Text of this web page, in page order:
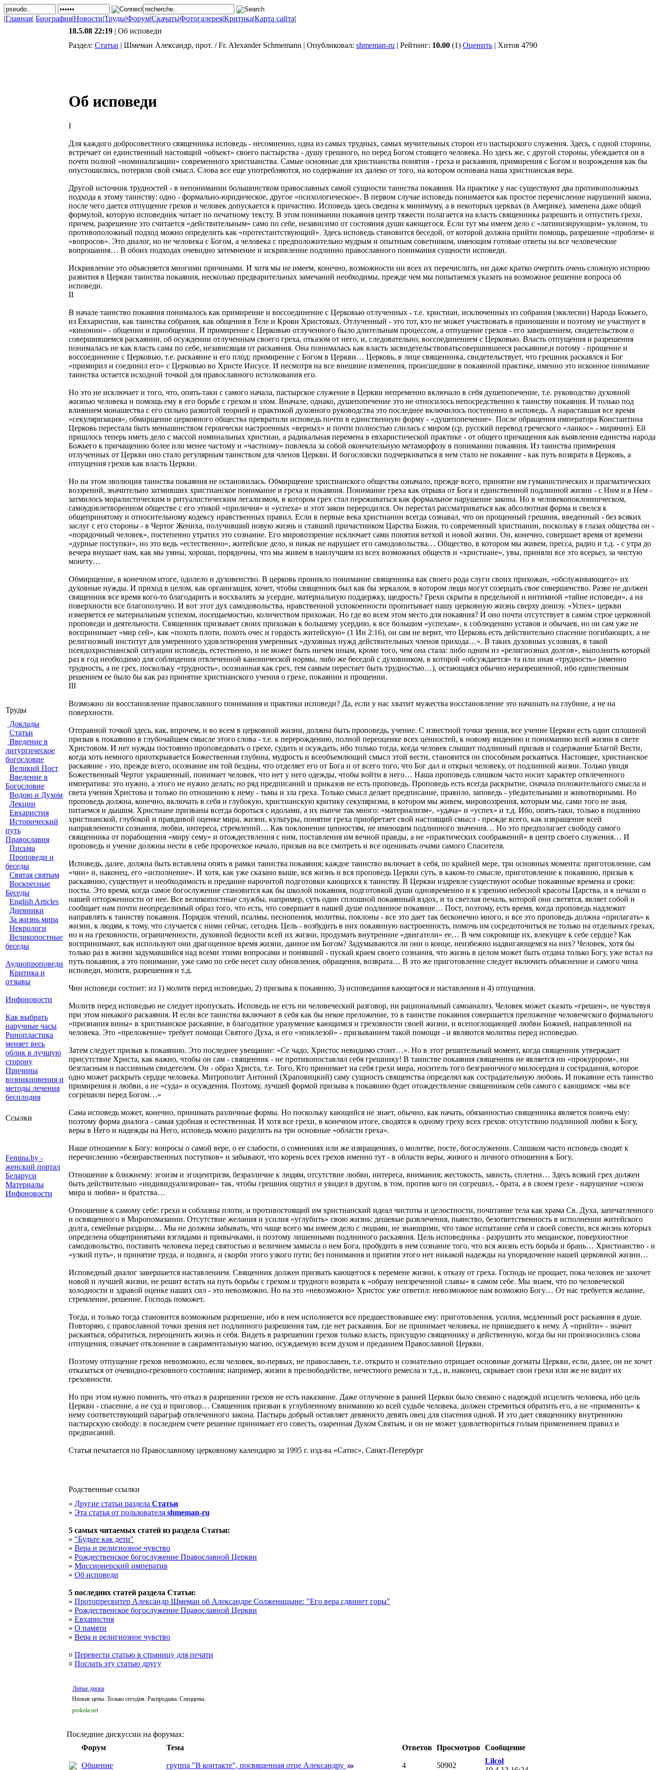
|Главная| Биография|Новости|Труды|Форум|Скачать|Фотогалерея|Критика|Карта сайта|
Труды
Доклады
Статьи
Введение в
литургическое
богословие
Великий Пост
Введение в
Богословие
Водою и Духом
Лекции
Евхаристия
Исторический
путь
Православия
Письма
Проповеди и
беседы
Святая святым
Воскресные
Беседы
English Articles
Дневники
За жизнь мира
Некрологи
Великопостные
беседы
Аудиопроповеди
Критика и
отзывы
Инфоновости
Как выбрать
наручные часы
Ринопластика
меняет весь
облик в лучшую
сторону
Причины
возникновения и
методы лечения
бесплодия
Ссылки
Femina.by -
женский портал
Беларуси
Материалы
Инфоновости
18.5.08 22:19 | Об исповеди
Раздел: Статьи | Шмеман Александр, прот. / Fr. Alexander Schmemann | Опубликовал: shmeman-ru | Рейтинг: 10.00 (1) Оценить | Хитов 4790
Об исповеди
I
Для каждого добросовестного священника исповедь - несомненно, одна из самых трудных, самых мучительных сторон его пастырского служения. Здесь, с одной стороны,
встречает он единственный настоящий «объект» своего пастырства - душу грешного, но перед Богом стоящего человека. Но здесь же, с другой стороны, убеждается он в
почти полной «номинализации» современного христианства. Самые основные для христианства понятия - греха и раскаяния, примирения с Богом и возрождения как бы
опустошились, потеряли свой смысл. Слова все еще употребляются, но содержание их далеко от того, на котором основана наша христианская вера.
Другой источник трудностей - в непонимании большинством православных самой сущности таинства покаяния. На практике у нас существуют два противоположных
подхода к этому таинству: одно - формально-юридическое, другое «психологическое». В первом случае исповедь понимается как простое перечисление нарушений закона,
после чего дается отпущение грехов и человек допускается к причастию. Исповедь здесь сведена к минимуму, а в некоторых церквах (в Америке), заменена даже общей
формулой, которую исповедник читает по печатному тексту. В этом понимании покаяния центр тяжести полагается на власть священника разрешить и отпустить грехи,
причем, разрешение это считается «действительным» само по себе, независимо от состояния души кающегося. Если тут мы имеем дело с «латинизирующим» уклоном, то
противоположный подход можно определить как «протестантствующий». Здесь исповедь становится беседой, от которой должна прийти помощь, разрешение «проблем» и
«вопросов». Это диалог, но не человека с Богом, а человека с предположительно мудрым и опытным советником, имеющим готовые ответы на все человеческие
вопрошания… В обоих подходах очевидно затемнение и искривление подлинно православного понимания сущности исповеди.
Искривление это объясняется многими причинами. И хотя мы не имеем, конечно, возможности ни всех их перечислить, ни даже кратко очертить очень сложную историю
развития в Церкви таинства покаяния, несколько предварительных замечаний необходимы, прежде чем мы попытаемся указать на возможное решение вопроса об
исповеди.
II
В начале таинство покаяния понималось как примирение и воссоединение с Церковью отлученных - т.е. христиан, исключенных из собрания (экклесии) Народа Божьего,
из Евхаристии, как таинства собрания, как общения в Теле и Крови Христовых. Отлученный - это тот, кто не может участвовать в приношении и поэтому не участвует в
«кинонии» - общении и приобщении. И примирение с Церковью отлученного было длительным процессом, а отпущение грехов - его завершением, свидетельством о
совершившемся раскаянии, об осуждении отлученным своего греха, отказом от него, и, следовательно, воссоединением с Церковью. Власть отпущения и разрешения
понималась не как власть сама по себе, независящая от раскаяния. Она понималась как власть засвидетельствоватьсовершившееся раскаяние,и потому - прощение и
воссоединение с Церковью, т.е. раскаяние и его плод: примирение с Богом в Церкви… Церковь, в лице священника, свидетельствует, что грешник раскаялся и Бог
«примирил и соединил его» с Церковью во Христе Иисусе. И несмотря на все внешние изменения, происшедшие в покаянной практике, именно это исконное понимание
таинства остается исходной точкой для православного истолкования его.
Но это не исключает и того, что, опять-таки с самого начала, пастырское служение в Церкви непременно включало в себя душепопечение, т.е. руководство духовной
жизнью человека и помощь ему в его борьбе с грехом и злом. Вначале, однако, душепопечение это не относилось непосредственно к таинству покаяния. И только под
влиянием монашества с его сильно развитой теорией и практикой духовного руководства это последнее включилось постепенно в исповедь. А нараставшая все время
«секуляризация», обмирщение церковного общества превратили исповедь почти в единственную форму - «душепопечение». После обращения императора Константина
Церковь перестала быть меньшинством героически настроенных «верных» и почти полностью слилась с миром (ср. русский перевод греческого «лаикос» - мирянин). Ей
пришлось теперь иметь дело с массой номинальных христиан, а радикальная перемена в евхаристической практике - от общего причащения как выявления единства народа
Божьего к причащению более или менее частому и «частному» повлекла за собой окончательную метаморфозу в понимании покаяния. Из таинства примирения
отлученных от Церкви оно стало регулярным таинством для членов Церкви. И богословски подчеркиваться в нем стало не покаяние - как путь возврата в Церковь, а
отпущения грехов как власть Церкви.
Но на этом эволюция таинства покаяния не остановилась. Обмирщение христианского общества означало, прежде всего, принятие им гуманистических и прагматических
воззрений, значительно затмивших христианское понимание и греха и покаяния. Понимание греха как отрыва от Бога и единственной подлинной жизни - с Ним и в Нем -
затмилось моралистическим и ритуалистическим легализмом, в котором грех стал переживаться как формальное нарушение закона. Но в человекопоклонническом,
самоудовлетворенном обществе с его этикой «приличия» и «успеха» и этот закон переродился. Он перестал рассматриваться как абсолютная форма и свелся к
общепринятому и относительному кодексу нравственных правил. Если в первые века христианин всегда сознавал, что он прощенный грешник, введенный - без всяких
заслуг с его стороны - в Чертог Жениха, получивший новую жизнь и ставший причастником Царства Божия, то современный христианин, поскольку в глазах общества он -
«порядочный человек», постепенно утратил это сознание. Его мировоззрение исключает сами понятия ветхой и новой жизни. Он, конечно, совершает время от времени
«дурные поступки», но это ведь «естественно», житейское дело, и никак не нарушает его самодовольства… Общество, в котором мы живем, пресса, радио и т.д. - с утра до
вечера внушает нам, как мы умны, хороши, порядочны, что мы живем в наилучшем из всех возможных обществ и «христиане», увы, приняли все это всерьез, за чистую
монету…
Обмирщение, в конечном итоге, одолело и духовенство. В церковь проникло понимание священника как своего рода слуги своих прихожан, «обслуживающего» их
духовные нужды. И приход в целом, как организация, хочет, чтобы священник был как бы зеркалом, в котором люди могут созерцать свое совершенство. Разве не должен
священник все время кого-то благодарить и восхвалять за усердие, материальную поддержку, щедрость? Грехи скрыты в предельной и интимной «тайне исповеди», а на
поверхности все благополучно. И вот этот дух самодовольства, нравственной успокоенности пропитывает нашу церковную жизнь сверху донизу. «Успех» церкви
измеряется ее материальным успехом, посещаемостью, количеством прихожан. Но где во всем этом место для покаяния? И оно почти отсутствует в самом строе церковной
проповеди и деятельности. Священник призывает своих прихожан к большему усердию, к все большим «успехам», к соблюдению уставов и обычаев, но он сам уже не
воспринимает «мир сей», как «похоть плоти, похоть очес и гордость житейскую» (1 Ин 2:16), он сам не верит, что Церковь есть действительно спасение погибающих, а не
религиозный институт для умеренного удовлетворения умеренных «духовных нужд действительных членов прихода…». В таких духовных условиях, в такой
псевдохристианской ситуации исповедь, естественно, и не может быть ничем иным, кроме того, чем она стала: либо одним из «религиозных долгов», выполнить который
раз в год необходимо для соблюдения отвлеченной канонической нормы, либо же беседой с духовником, в которой «обсуждается» та или иная «трудность» (именно
трудность, а не грех, поскольку «трудность», осознанная как грех, тем самым перестает быть трудностью…), остающаяся обычно неразрешенной, ибо единственным
решением ее было бы как раз принятие христианского учения о грехе, покаянии и прощении.
III
Возможно ли восстановление православного понимания и практики исповеди? Да, если у нас хватит мужества восстановление это начинать на глубине, а не на
поверхности.
Отправной точкой здесь, как, впрочем, и во всем в церковной жизни, должна быть проповедь, учение. С известной точки зрения, все учение Церкви есть один сплошной
призыв к покаянию в глубочайшем смысле этого слова - т.е. к перерождению, полной переоценке всех ценностей, к новому видению и пониманию всей жизни в свете
Христовом. И нет нужды постоянно проповедовать о грехе, судить и осуждать, ибо только тогда, когда человек слышит подлинный призыв и содержание Благой Вести,
когда хоть немного приоткрывается Божественная глубина, мудрость и всеобъемлющий смысл этой вести, становится он способным раскаяться. Настоящее, христианское
раскаяние - это, прежде всего, осознание им той бездны, что отделяет его от Бога и от всего того, что Бог дал и открыл человеку, от подлинной жизни. Только увидя
Божественный Чертог украшенный, понимает человек, что нет у него одежды, чтобы войти в него… Наша проповедь слишком часто носит характер отвлеченного
императива: это нужно, а этого не нужно делать; но ряд предписаний и приказов не есть проповедь. Проповедь есть всегда раскрытие, сначала положительного смысла и
света учения Христова и только по отношению к нему - тьмы и зла греха. Только смысл делает предписание, правило, заповедь - убедительными и животворными. Но
проповедь должна, конечно, включать в себя и глубокую, христианскую критику секуляризма, в котором мы живем, мировоззрения, которым мы, сами того не зная,
питаемся и дышим. Христиане призваны всегда бороться с идолами, а их нынче так много: «материализм», «удача» и «успех» и т.д. Ибо, опять-таки, только в подлинно
христианской, глубокой и правдивой оценке мира, жизни, культуры, понятие греха приобретает свой настоящий смысл - прежде всего, как извращение всей
направленности сознания, любви, интереса, стремлений… Как поклонение ценностям, не имеющим подлинного значения… Но это предполагает свободу самого
священника от порабощения «миру сему» и отождествления с ним, поставления им вечной правды, а не «практических соображений» в центр своего служения… И
проповедь и учение должны нести в себе пророческое начало, призыв на все смотреть и все оценивать очами самого Спасителя.
Исповедь, далее, должна быть вставлена опять в рамки таинства покаяния; каждое таинство включает в себя, по крайней мере, три основных момента: приготовление, сам
«чин» и, наконец, его «исполнение». И хотя, как уже сказано выше, вся жизнь и вся проповедь Церкви суть, в каком-то смысле, приготовление к покаянию, призыв к
раскаянию, существует и необходимость и предание нарочитой подготовки кающихся к таинству. В Церкви издревле существуют особые покаянные времена и сроки:
посты. Это время, когда самое богослужение становится как бы школой покаяния, подготовкой души одновременно и к узрению небесной красоты Царства, и к печали о
нашей отторженности от нее. Все великопостные службы, например, суть один сплошной покаянный вздох, и та светлая печаль, которой они светятся, являет собой и
сообщает нам почти неопределимый образ того, что есть, что совершает в нашей душе подлинное покаяние… Пост, поэтому, есть время, когда проповедь надлежит
направлять к таинству покаяния. Порядок чтений, псалмы, песнопения, молитвы, поклоны - все это дает так бесконечно много, и все это проповедь должна «прилагать» к
жизни, к людям, к тому, что случается с ними сейчас, сегодня. Цель - возбудить в них покаянную настроенность, помочь им сосредоточиться не только на отдельных грехах,
но и на греховности, ограниченности, духовной бедности всей их жизни, продумать внутренние «двигатели» ее… В чем сокровище их, влекущее к себе сердце? Как
воспринимают, как используют они драгоценное время жизни, данное им Богом? Задумываются ли они о конце, неизбежно надвигающемся на них? Человек, хотя бы
только раз в жизни задумавшийся над всеми этими вопросами и понявший - пускай краем своего сознания, что жизнь в целом может быть отдана только Богу, уже встал на
путь покаяния, а это понимание, уже само по себе несет силу обновления, обращения, возврата… В это же приготовление следует включить объяснение и самого чина
исповеди, молитв, разрешения и т.д.
Чин исповеди состоит: из 1) молитв перед исповедью, 2) призыва к покаянию, 3) исповедания кающегося и наставления и 4) отпущения.
Молитв перед исповедью не следует пропускать. Исповедь не есть ни человеческий разговор, ни рациональный самоанализ. Человек может сказать «грешен», не чувствуя
при этом никакого раскаяния. И если все таинства включают в себя как бы некое преложение, то в таинстве покаяния совершается преложение человеческого формального
«признания вины» в христианское раскаяние, в благодатное уразумение кающимся и греховности своей жизни, и всепоглощающей любви Божией, направленной на
человека. Это «преложение» требует помощи Святого Духа, и его «эпиклезой» - призыванием такой помощи - и являются молитвы перед исповедью.
Затем следует призыв к покаянию. Это последнее увещание: «Се чадо, Христос невидимо стоит…». Но в этот решительный момент, когда священник утверждает
присутствие Христа, как важно, чтобы он сам - священник - не противопоставлял себя грешнику! В таинстве покаяния священник не является ни «прокурором», ни
безгласным и пассивным свидетелем. Он - образ Христа, т.е. Того, Кто принимает на себя грехи мира, носитель того безграничного милосердия и сострадания, которое
одно может раскрыть сердце человека. Митрополит Антоний (Храповицкий) саму сущность священства определял как сострадательную любовь. И покаяние есть таинство
примирения и любви, а не «суда» и осуждения. Поэтому, лучшей формой призыва к покаянию будет отождествление священником себя самого с кающимся: «мы все
согрешили перед Богом…»
Сама исповедь может, конечно, принимать различные формы. Но поскольку кающийся не знает, обычно, как начать, обязанностью священника является помочь ему:
поэтому форма диалога - самая удобная и естественная. И хотя все грехи, в конечном итоге, сводятся к одному греху всех грехов: отсутствию подлинной любви к Богу,
веры в Него и надежды на Него, исповедь можно разделить на три основные «области греха».
Наше отношение к Богу: вопросы о самой вере, о ее слабости, о сомнениях или же извращениях, о молитве, посте, богослужении. Слишком часто исповедь сводят к
перечислению «безнравственных поступков» и забывают, что корень всех грехов именно тут - в области веры, живого и личного отношения к Богу.
Отношение к ближнему: эгоизм и эгоцентризм, безразличие к людям, отсутствие любви, интереса, внимания; жестокость, зависть, сплетни… Здесь всякий грех должен
быть действительно «индивидуализирован» так, чтобы грешник ощутил и увидел в другом, в том, против кого он согрешил, - брата, а в своем грехе - нарушение «союза
мира и любви» и братства…
Отношение к самому себе: грехи и соблазны плоти, и противостоящий им христианский идеал чистоты и целостности, почитание тела как храма Св. Духа, запечатленного
и освященного в Миропомазании. Отсутствие желания и усилия «углубить» свою жизнь: дешевые развлечения, пьянство, безответственность в исполнении житейского
долга, семейные раздоры… Мы не должны забывать, что чаще всего мы имеем дело с людьми, не знающими, что такое испытание себя и своей совести, вся жизнь которых
определена общепринятыми взглядами и привычками, и поэтому лишенными подлинного раскаяния. Цель исповедника - разрушить это мещанское, поверхностное
самодовольство, поставить человека перед святостью и величием замысла о нем Бога, пробудить в нем сознание того, что вся жизнь есть борьба и брань… Христианство - и
«узкий путь», и принятие труда, и подвига, и скорби этого узкого пути; без понимания и приятия этого нет никакой надежды на упорядочение нашей церковной жизни…
Исповедный диалог завершается наставлением. Священник должен призвать кающегося к перемене жизни, к отказу от греха. Господь не прощает, пока человек не захочет
новой и лучшей жизни, не решит встать на путь борьбы с грехом и трудного возврата к «образу неизреченной славы» в самом себе. Мы знаем, что по человеческой
холодности и здравой оценке наших сил - это невозможно. Но на это «невозможно» Христос уже ответил: невозможное нам возможно Богу… От нас требуется желание,
стремление, решение. Господь поможет.
Тогда, и только тогда становится возможным разрешение, ибо в нем исполняется все предшествовавшее ему: приготовления, усилия, медленный рост раскаяния в душе.
Повторяю, с православной точки зрения нет подлинного разрешения там, где нет раскаяния. Бог не принимает человека, не пришедшего к нему. А «прийти» - значит
раскаяться, обратиться, переоценить жизнь и себя. Видеть в разрешении грехов только власть, присущую священнику и действенную, когда бы ни произносились слова
отпущения, означает отклонение в сакраментальную магию, осуждаемую всем духом и преданием Православной Церкви.
Поэтому отпущение грехов невозможно, если человек, во-первых, не православен, т.е. открыто и сознательно отрицает основные догматы Церкви, если, далее, он не хочет
отказаться от очевидно-греховного состояния: например, жизни в прелюбодействе, нечестного ремесла и т.д., и, наконец, скрывает свои грехи или же не видит их
греховности.
Но при этом нужно помнить, что отказ в разрешении грехов не есть наказание. Даже отлучение в ранней Церкви было связано с надеждой исцелить человека, ибо цель
Церкви - спасение, а не суд и приговор… Священник призван к углубленному вниманию ко всей судьбе человека, должен стремиться обратить его, а не «применить» к
нему соответствующий параграф отвлеченного закона. Пастырь добрый оставляет девяносто девять овец для спасения одной. И это дает священнику внутреннюю
пастырскую свободу: в последнем счете решение принимает его совесть, озаренная Духом Святым, и он не может удовлетвориться голым применением правил и
предписаний.
Статья печатается по Православному церковному календарю за 1995 г. изд-ва «Сатис», Санкт-Петербург
Родственные ссылки
» Другие статьи раздела Статьи
» Эта статья от пользователя shmeman-ru
5 cамых читаемых статей из раздела Статьи:
» "Будьте как дети"
» Вера и религиозное чувство
» Рождественское богослужение Православной Церкви
» Миссионерский императив
» Об исповеди
5 последних статей раздела Статьи:
» Протопресвитер Александр Шмеман об Александре Солженицыне: "Его вера сдвинет горы"
» Рождественское богослужение Православной Церкви
» Евхаристия
» О памяти
» Вера и религиозное чувство
¤ Перевести статью в страницу для печати
¤ Послать эту cтатью другу
Литые диски
Низкие цены. Только сегодня. Распродажа. Спеццены.
prokola.net
Последние дискуссии на форумах:
Форум
Тема Ответов Просмотров Сообщение
Общение группа "В контакте", посвященная отце Александру 4 50902
Lilcol